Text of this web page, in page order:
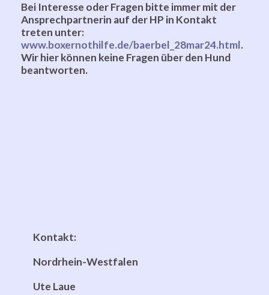
Bei Interesse oder Fragen bitte immer mit der
Ansprechpartnerin auf der HP in Kontakt
treten unter:
www.boxernothilfe.de/baerbel_28mar24.html.
Wir hier können keine Fragen über den Hund
beantworten.
Kontakt:
Nordrhein-Westfalen
Ute Laue